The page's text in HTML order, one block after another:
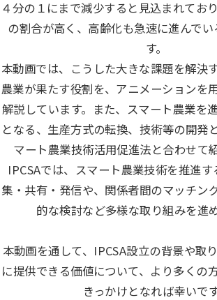
４分の１にまで減少すると見込まれてお
の割合が高く、高齢化も急速に進んで
す。
本動画では、こうした大きな課題を解決
農業が果たす役割を、アニメーションを
解説しています。また、スマート農業を
となる、生産方式の転換、技術等の開発
マート農業技術活用促進法と合わせて
IPCSAでは、スマート農業技術を推進
集・共有・発信や、関係者間のマッチン
的な検討など多様な取り組みを進
本動画を通して、IPCSA設立の背景や取
に提供できる価値について、より多くの
きっかけとなれば幸いです